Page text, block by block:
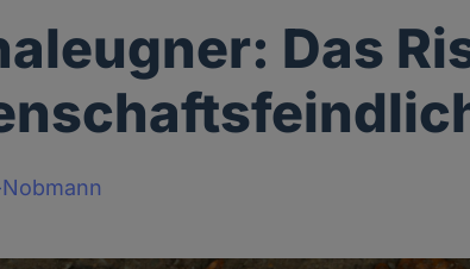
Das